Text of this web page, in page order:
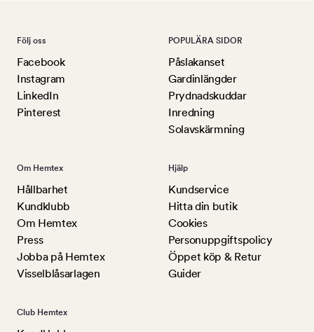
Följ oss
Facebook
Instagram
LinkedIn
Pinterest
POPULÄRA SIDOR
Påslakanset
Gardinlängder
Prydnadskuddar
Inredning
Solavskärmning
Om Hemtex
Hållbarhet
Kundklubb
Om Hemtex
Press
Jobba på Hemtex
Visselblåsarlagen
Hjälp
Kundservice
Hitta din butik
Cookies
Personuppgiftspolicy
Öppet köp & Retur
Guider
Club Hemtex